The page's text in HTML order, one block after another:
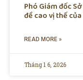
Phó Giám đốc
đề cao vị thế của
READ MORE »
Tháng 1 6, 2026